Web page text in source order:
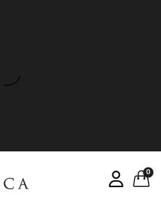
0